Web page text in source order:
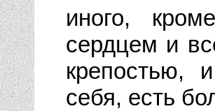
иного,
сердцем и
крепостью,
себя, есть